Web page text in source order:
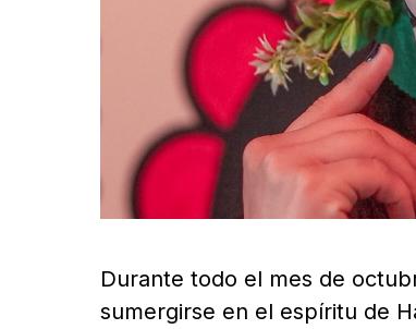
Durante todo el mes de
sumergirse en el espíritu de